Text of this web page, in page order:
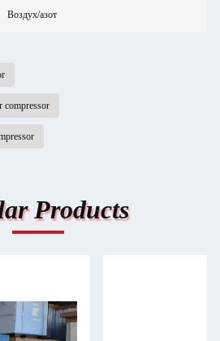
Воздух/азот
compressor
Products